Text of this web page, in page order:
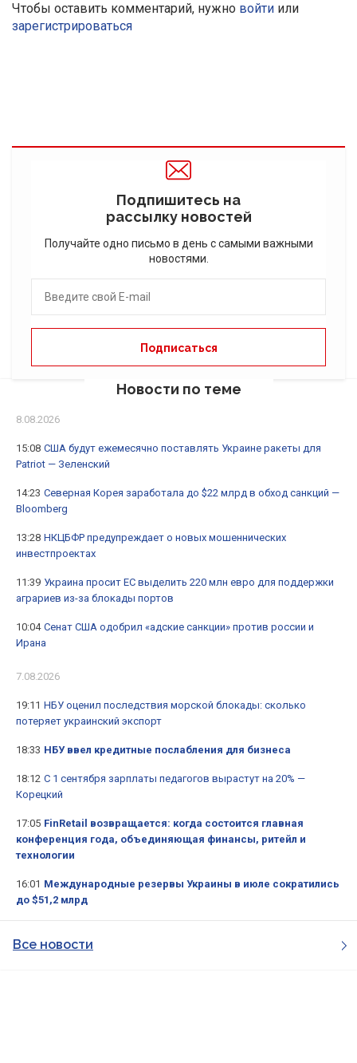
Чтобы оставить комментарий, нужно войти или
зарегистрироваться
Подпишитесь на
рассылку новостей
Получайте одно письмо в день с самыми важными
новостями.
Новости по теме
8.08.2026
15:08 США будут ежемесячно поставлять Украине ракеты для
Patriot — Зеленский
14:23 Северная Корея заработала до $22 млрд в обход санкций —
Bloomberg
13:28 НКЦБФР предупреждает о новых мошеннических
инвестпроектах
11:39 Украина просит ЕС выделить 220 млн евро для поддержки
аграриев из-за блокады портов
10:04 Сенат США одобрил «адские санкции» против россии и
Ирана
7.08.2026
19:11 НБУ оценил последствия морской блокады: сколько
потеряет украинский экспорт
18:33 НБУ ввел кредитные послабления для бизнеса
18:12 С 1 сентября зарплаты педагогов вырастут на 20% —
Корецкий
17:05 FinRetail возвращается: когда состоится главная
конференция года, объединяющая финансы, ритейл и
технологии
16:01 Международные резервы Украины в июле сократились
до $51,2 млрд
Все новости